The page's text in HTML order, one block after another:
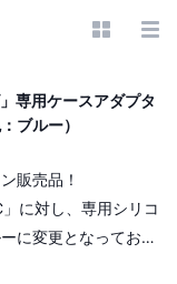
専用ケースアダプタ
ブルー）
販売品！
に対し、専用シリコ
に変更となっており